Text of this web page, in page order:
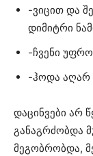
-ვიცით და
დიმიტრი
-ჩვენი
-ჰოდა აღარ
დაცინვები არ
განაგრძობდა
მეგობრობდა,